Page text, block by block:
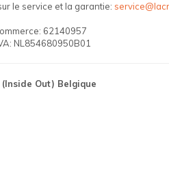
le service et la garantie:
62140957
NL854680950B01
Out) Belgique